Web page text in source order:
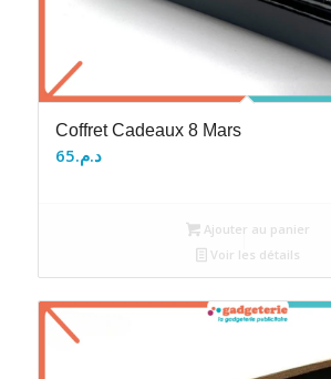
Coffret Cadeaux 8 Mars
د.م.65
Ajouter au panier
Voir les détails